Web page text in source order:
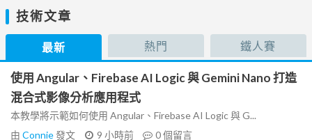
技術文章
最新 熱門 鐵人賽
使用 Angular、Firebase AI Logic 與 Gemini Nano 打造
混合式影像分析應用程式
本教學將示範如何使用 Angular、Firebase AI Logic 與 G...
由 Connie發文 9 小時前 0個留言